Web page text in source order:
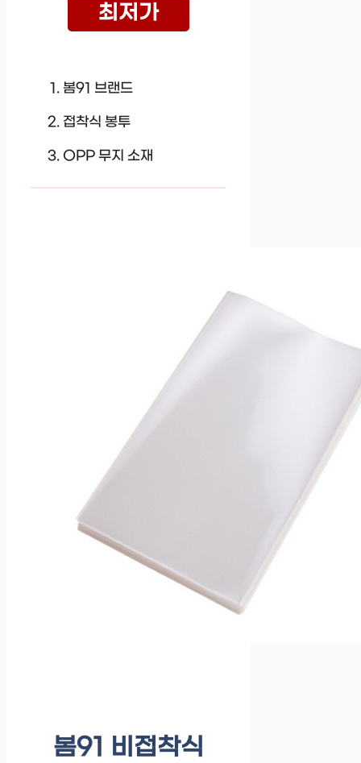
최저가
봄91 브랜드
접착식 봉투
OPP 무지 소재
봄91 비접착식